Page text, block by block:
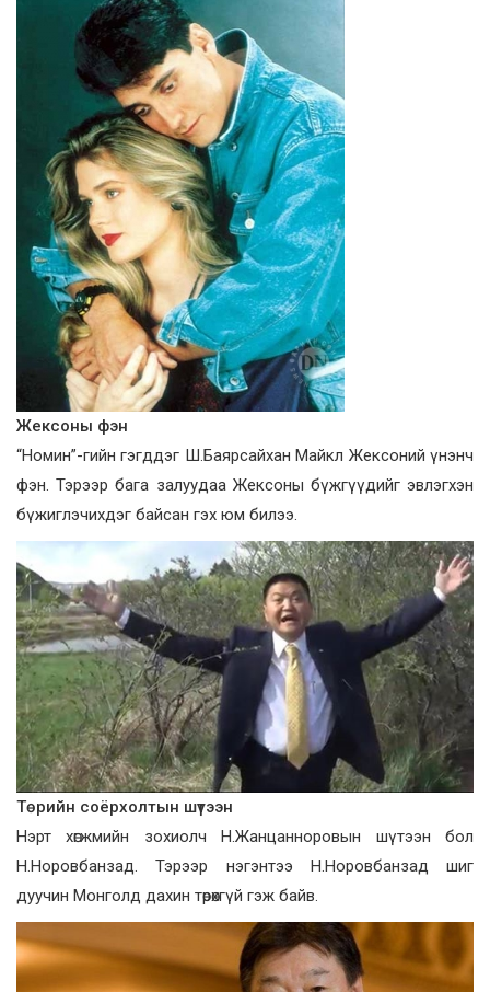
Жексоны фэн
“Номин”-гийн гэгддэг Ш.Баярсайхан Майкл Жексоний үнэнч
фэн. Тэрээр бага залуудаа Жексоны бүжгүүдийг эвлэгхэн
бүжиглэчихдэг байсан гэх юм билээ.
Төрийн соёрхолтын шүтээн
Нэрт хөгж­мийн зохиолч Н.Жанцан­норовын шүтээн бол
Н.Норовбанзад. Тэрээр нэгэнтээ Н.Норовбанзад шиг
дуучин Монголд дахин төрөхгүй гэж байв.